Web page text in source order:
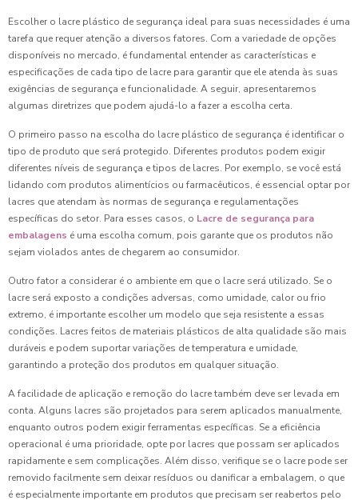
Escolher o lacre plástico de segurança ideal para suas necessidades é uma
tarefa que requer atenção a diversos fatores. Com a variedade de opções
disponíveis no mercado, é fundamental entender as características e
especificações de cada tipo de lacre para garantir que ele atenda às suas
exigências de segurança e funcionalidade. A seguir, apresentaremos
algumas diretrizes que podem ajudá-lo a fazer a escolha certa.
O primeiro passo na escolha do lacre plástico de segurança é identificar o
tipo de produto que será protegido. Diferentes produtos podem exigir
diferentes níveis de segurança e tipos de lacres. Por exemplo, se você está
lidando com produtos alimentícios ou farmacêuticos, é essencial optar por
lacres que atendam às normas de segurança e regulamentações
específicas do setor. Para esses casos, o Lacre de segurança para
embalagens é uma escolha comum, pois garante que os produtos não
sejam violados antes de chegarem ao consumidor.
Outro fator a considerar é o ambiente em que o lacre será utilizado. Se o
lacre será exposto a condições adversas, como umidade, calor ou frio
extremo, é importante escolher um modelo que seja resistente a essas
condições. Lacres feitos de materiais plásticos de alta qualidade são mais
duráveis e podem suportar variações de temperatura e umidade,
garantindo a proteção dos produtos em qualquer situação.
A facilidade de aplicação e remoção do lacre também deve ser levada em
conta. Alguns lacres são projetados para serem aplicados manualmente,
enquanto outros podem exigir ferramentas específicas. Se a eficiência
operacional é uma prioridade, opte por lacres que possam ser aplicados
rapidamente e sem complicações. Além disso, verifique se o lacre pode ser
removido facilmente sem deixar resíduos ou danificar a embalagem, o que
é especialmente importante em produtos que precisam ser reabertos pelo